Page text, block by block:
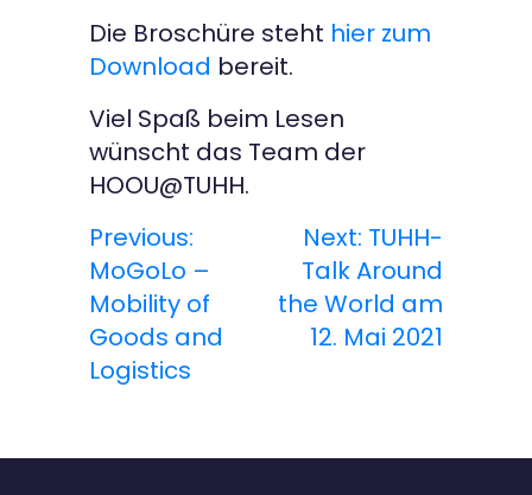
Die Broschüre steht hier zum
Download bereit.
Viel Spaß beim Lesen
wünscht das Team der
HOOU@TUHH.
B
e
i
r
Previous:
MoGoLo –
Mobility of
Goods and
Logistics
Next: TUHH-
Talk Around
the World am
12. Mai 2021